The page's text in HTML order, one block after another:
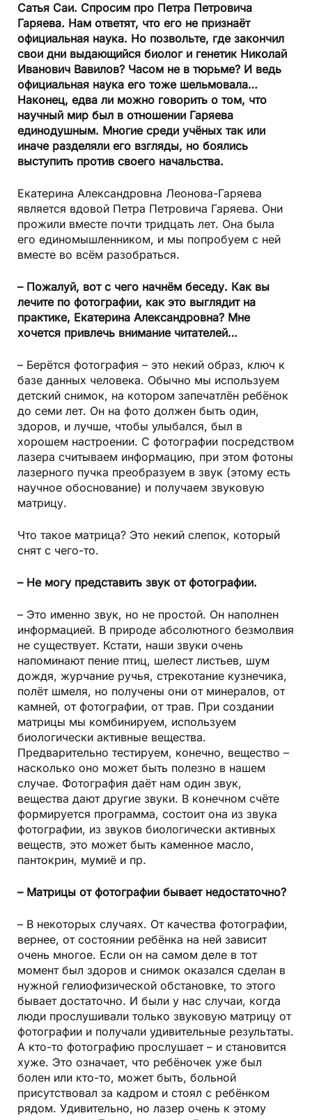
Сатья Саи. Спросим про Петра Петровича
Гаряева. Нам ответят, что его не признаёт
официальная наука. Но позвольте, где закончил
свои дни выдающийся биолог и генетик Николай
Иванович Вавилов? Часом не в тюрьме? И ведь
официальная наука его тоже шельмовала…
Наконец, едва ли можно говорить о том, что
научный мир был в отношении Гаряева
единодушным. Многие среди учёных так или
иначе разделяли его взгляды, но боялись
выступить против своего начальства.
Екатерина Александровна Леонова-Гаряева
является вдовой Петра Петровича Гаряева. Они
прожили вместе почти тридцать лет. Она была
его единомышленником, и мы попробуем с ней
вместе во всём разобраться.
– Пожалуй, вот с чего начнём беседу. Как вы
лечите по фотографии, как это выглядит на
практике, Екатерина Александровна? Мне
хочется привлечь внимание читателей…
– Берётся фотография – это некий образ, ключ к
базе данных человека. Обычно мы используем
детский снимок, на котором запечатлён ребёнок
до семи лет. Он на фото должен быть один,
здоров, и лучше, чтобы улыбался, был в
хорошем настроении. С фотографии посредством
лазера считываем информацию, при этом фотоны
лазерного пучка преобразуем в звук (этому есть
научное обоснование) и получаем звуковую
матрицу.
Что такое матрица? Это некий слепок, который
снят с чего-то.
– Не могу представить звук от фотографии.
– Это именно звук, но не простой. Он наполнен
информацией. В природе абсолютного безмолвия
не существует. Кстати, наши звуки очень
напоминают пение птиц, шелест листьев, шум
дождя, журчание ручья, стрекотание кузнечика,
полёт шмеля, но получены они от минералов, от
камней, от фотографии, от трав. При создании
матрицы мы комбинируем, используем
биологически активные вещества.
Предварительно тестируем, конечно, вещество –
насколько оно может быть полезно в нашем
случае. Фотография даёт нам один звук,
вещества дают другие звуки. В конечном счёте
формируется программа, состоит она из звука
фотографии, из звуков биологически активных
веществ, это может быть каменное масло,
пантокрин, мумиё и пр.
– Матрицы от фотографии бывает недостаточно?
– В некоторых случаях. От качества фотографии,
вернее, от состоянии ребёнка на ней зависит
очень многое. Если он на самом деле в тот
момент был здоров и снимок оказался сделан в
нужной гелиофизической обстановке, то этого
бывает достаточно. И были у нас случаи, когда
люди прослушивали только звуковую матрицу от
фотографии и получали удивительные результаты.
А кто-то фотографию прослушает – и становится
хуже. Это означает, что ребёночек уже был
болен или кто-то, может быть, больной
присутствовал за кадром и стоял с ребёнком
рядом. Удивительно, но лазер очень к этому